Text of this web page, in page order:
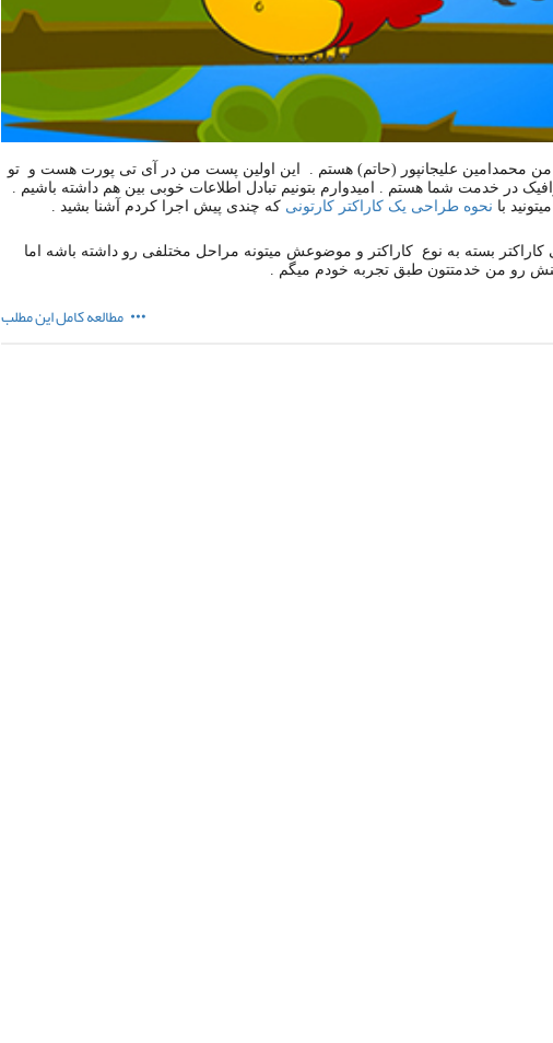
محمدامین علیجانپور (حاتم) هستم . این اولین پست من در آی تی پورت هست و تو
در خدمت شما هستم . امیدوارم بتونیم تبادل اطلاعات خوبی بین هم داشته باشیم .
با نحوه طراحی یک کاراکتر کارتونی که چندی پیش اجرا کردم آشنا بشید .
بسته به نوع کاراکتر و موضوعش میتونه مراحل مختلفی رو داشته باشه اما
رو من خدمتتون طبق تجربه خودم میگم .
مطالعه کامل این مطلب